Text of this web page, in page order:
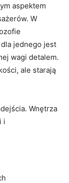
aspektem
W
jednego jest
wagi detalem.
ale starają
Wnętrza
i